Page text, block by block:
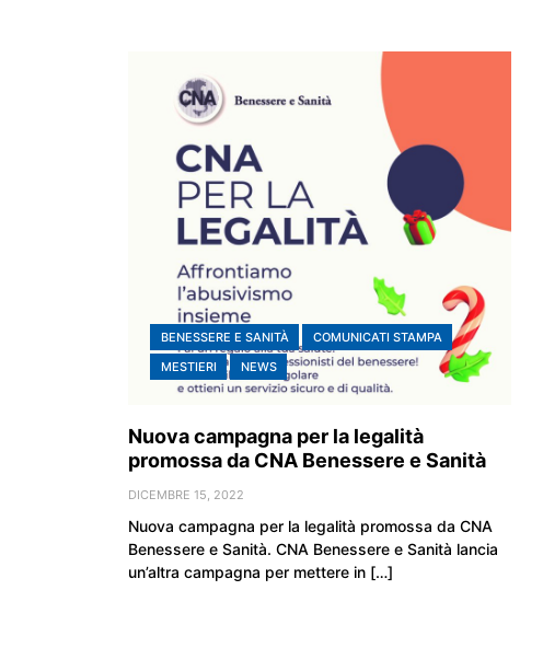
BENESSERE E SANITÀ
COMUNICATI STAMPA
MESTIERI
NEWS
Nuova campagna per la legalità
promossa da CNA Benessere e Sanità
DICEMBRE 15, 2022
Nuova campagna per la legalità promossa da CNA
Benessere e Sanità. CNA Benessere e Sanità lancia
un’altra campagna per mettere in […]